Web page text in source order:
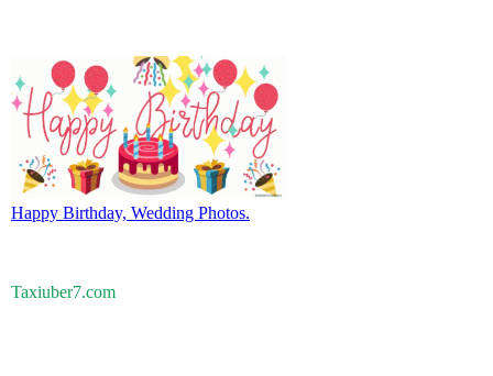
Happy Birthday, Wedding Photos.
Taxiuber7.com